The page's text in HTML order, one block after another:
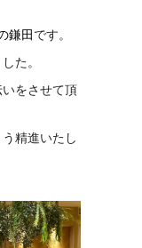
鎌田 です。
た。
をさせて頂
精進いたし